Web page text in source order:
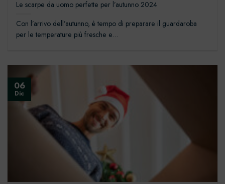
Le scarpe da uomo perfette per l’autunno 2024
Con l’arrivo dell’autunno, è tempo di preparare il guardaroba
per le temperature più fresche e...
06
Dic